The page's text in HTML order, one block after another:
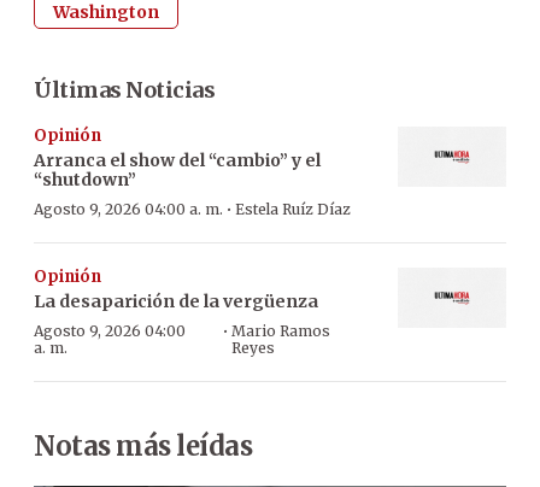
Washington
Últimas Noticias
Opinión
Arranca el show del “cambio” y el
“shutdown”
Agosto 9, 2026 04:00 a. m. · Estela Ruíz Díaz
Opinión
La desaparición de la vergüenza
Agosto 9, 2026 04:00
a. m.
· Mario Ramos
Reyes
Notas más leídas